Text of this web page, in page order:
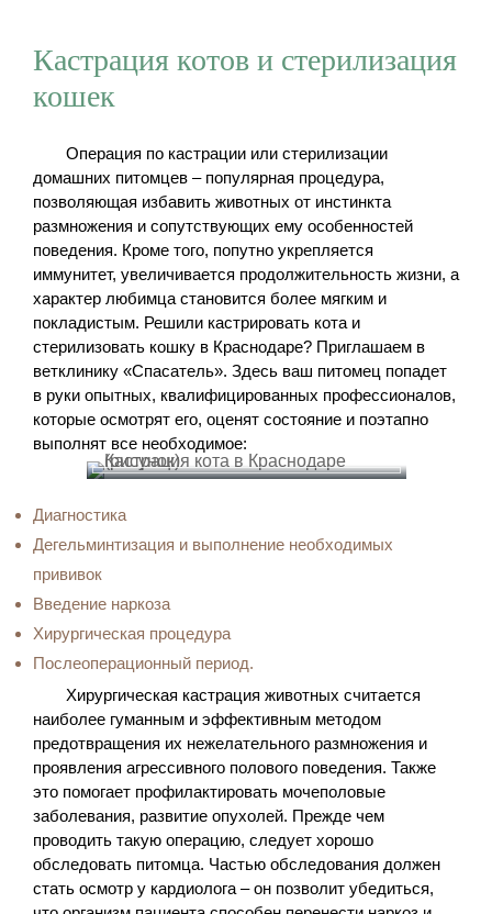
Кастрация котов и стерилизация
кошек
Операция по кастрации или стерилизации
домашних питомцев – популярная процедура,
позволяющая избавить животных от инстинкта
размножения и сопутствующих ему особенностей
поведения. Кроме того, попутно укрепляется
иммунитет, увеличивается продолжительность жизни, а
характер любимца становится более мягким и
покладистым. Решили кастрировать кота и
стерилизовать кошку в Краснодаре? Приглашаем в
ветклинику «Спасатель». Здесь ваш питомец попадет
в руки опытных, квалифицированных профессионалов,
которые осмотрят его, оценят состояние и поэтапно
выполнят все необходимое:
Диагностика
Дегельминтизация и выполнение необходимых
прививок
Введение наркоза
Хирургическая процедура
Послеоперационный период.
Хирургическая кастрация животных считается
наиболее гуманным и эффективным методом
предотвращения их нежелательного размножения и
проявления агрессивного полового поведения. Также
это помогает профилактировать мочеполовые
заболевания, развитие опухолей. Прежде чем
проводить такую операцию, следует хорошо
обследовать питомца. Частью обследования должен
стать осмотр у кардиолога – он позволит убедиться,